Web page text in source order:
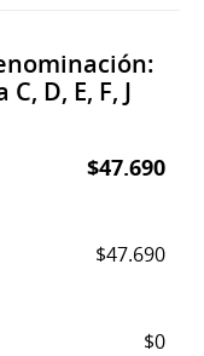
D, E, F, J
$47.690
$47.690
$0